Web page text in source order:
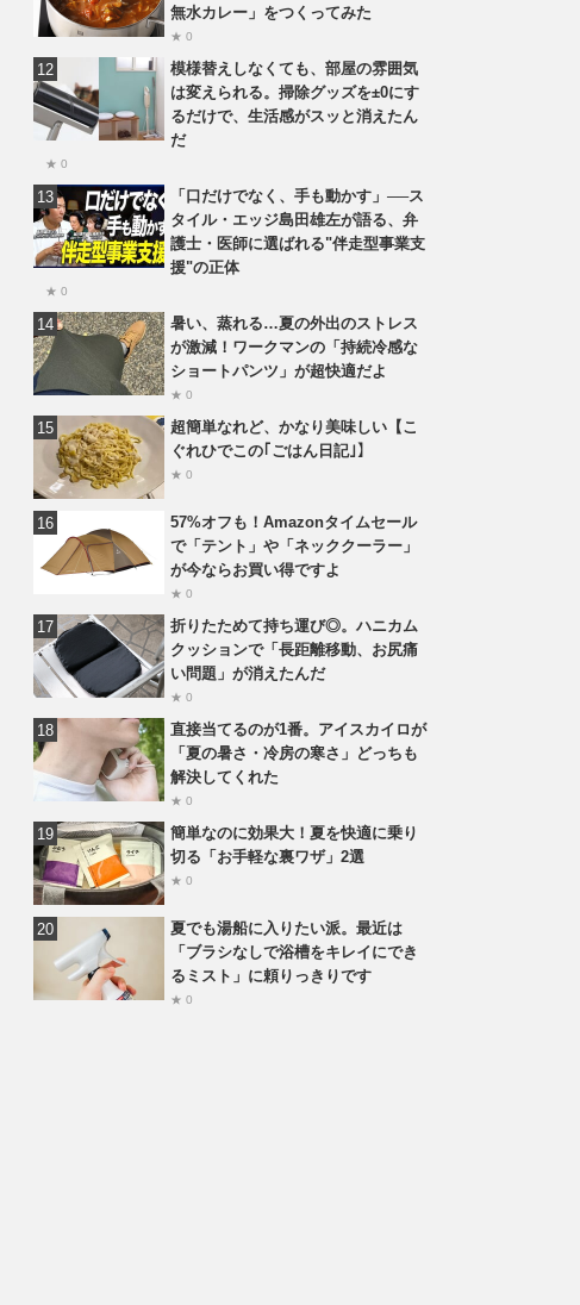
無水カレー」をつくってみた
★ 0
模様替えしなくても、部屋の雰囲気
は変えられる。掃除グッズを±0にす
るだけで、生活感がスッと消えたん
だ
★ 0
「口だけでなく、手も動かす」──ス
タイル・エッジ島田雄左が語る、弁
護士・医師に選ばれる"伴走型事業支
援"の正体
★ 0
暑い、蒸れる…夏の外出のストレス
が激減！ワークマンの「持続冷感な
ショートパンツ」が超快適だよ
★ 0
超簡単なれど、かなり美味しい【こ
ぐれひでこの｢ごはん日記｣】
★ 0
57%オフも！Amazonタイムセール
で「テント」や「ネッククーラー」
が今ならお買い得ですよ
★ 0
折りたためて持ち運び◎。ハニカム
クッションで「長距離移動、お尻痛
い問題」が消えたんだ
★ 0
直接当てるのが1番。アイスカイロが
「夏の暑さ・冷房の寒さ」どっちも
解決してくれた
★ 0
簡単なのに効果大！夏を快適に乗り
切る「お手軽な裏ワザ」2選
★ 0
夏でも湯船に入りたい派。最近は
「ブラシなしで浴槽をキレイにでき
るミスト」に頼りっきりです
★ 0